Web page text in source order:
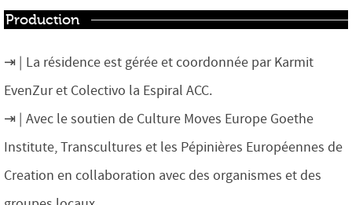
Production
La résidence est gérée et coordonnée par Karmit
EvenZur et Colectivo la Espiral ACC.
Avec le soutien de Culture Moves Europe Goethe
Institute, Transcultures et les Pépinières Européennes de
Creation en collaboration avec des organismes et des